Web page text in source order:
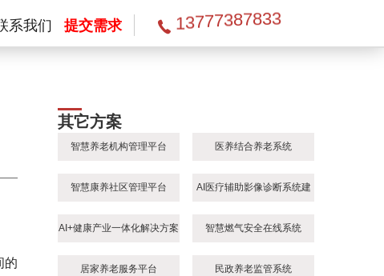
1 3777387833
系我们 提交需求
的
其它方案
智慧养老机构管理平台 医养结合养老系统
智慧康养社区管理平台 AI医疗辅助影像诊断系统建
AI+健康产业一体化解决方案
智慧燃气安全在线系统
居家养老服务平台 民政养老监管系统